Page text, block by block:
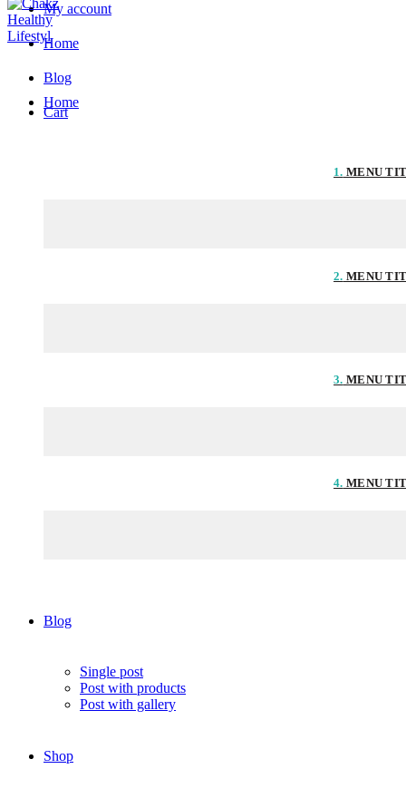
My account
Home
Blog
Cart
Home
1. MENU
2. MENU
3. MENU
4. MENU
Blog
Single post
Post with products
Post with gallery
Shop